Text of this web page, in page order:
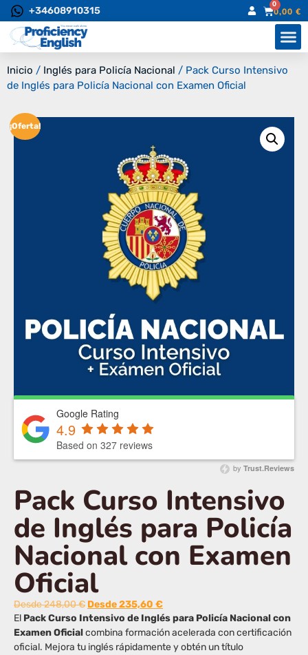
+34608910315 0,00 €
0
Inicio / Inglés para Policía Nacional / Pack Curso Intensivo
de Inglés para Policía Nacional con Examen Oficial
¡Oferta!
Google Rating
4.9
Based on 327 reviews
by Trust.Reviews
Pack Curso Intensivo
de Inglés para Policía
Nacional con Examen
Oficial
Desde248,00€ Desde235,60 €
El Pack Curso Intensivo de Inglés para Policía Nacional con
Examen Oficialcombina formación acelerada con certificación
oficial. Mejora tu inglés rápidamente y obtén un título